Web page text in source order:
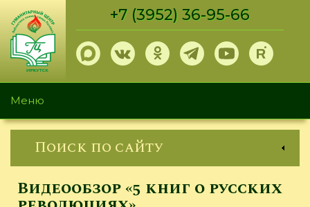
Перейти
основному
содержанию
+7 (3952) 36-95-66
Меню
Поиск по сайту
Видеообзор «5 книг о русских